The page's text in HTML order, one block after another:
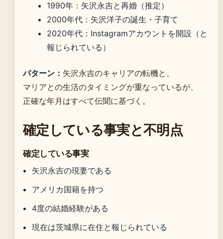
1990年 ：矢沢永吉と再婚（推定）
2000年代 ：矢沢洋子の誕生・子育て
2020年代 ：Instagramアカウントを開設（と
報じられている）
パターン： 矢沢永吉のキャリアの転機と、
マリアとの生活のタイミングが重なっているが、
正確な年月はすべて伝聞に基づく。
確定している事実と不明点
確定している事実
矢沢永吉の現妻である
アメリカ国籍を持つ
4度の結婚経験がある
現在は茨城県に在住と報じられている